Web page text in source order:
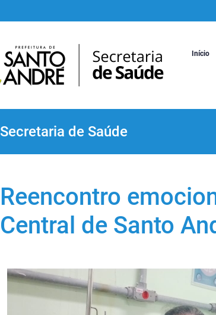
Início
Secretaria de Saúde
Reencontro
Central de Santo